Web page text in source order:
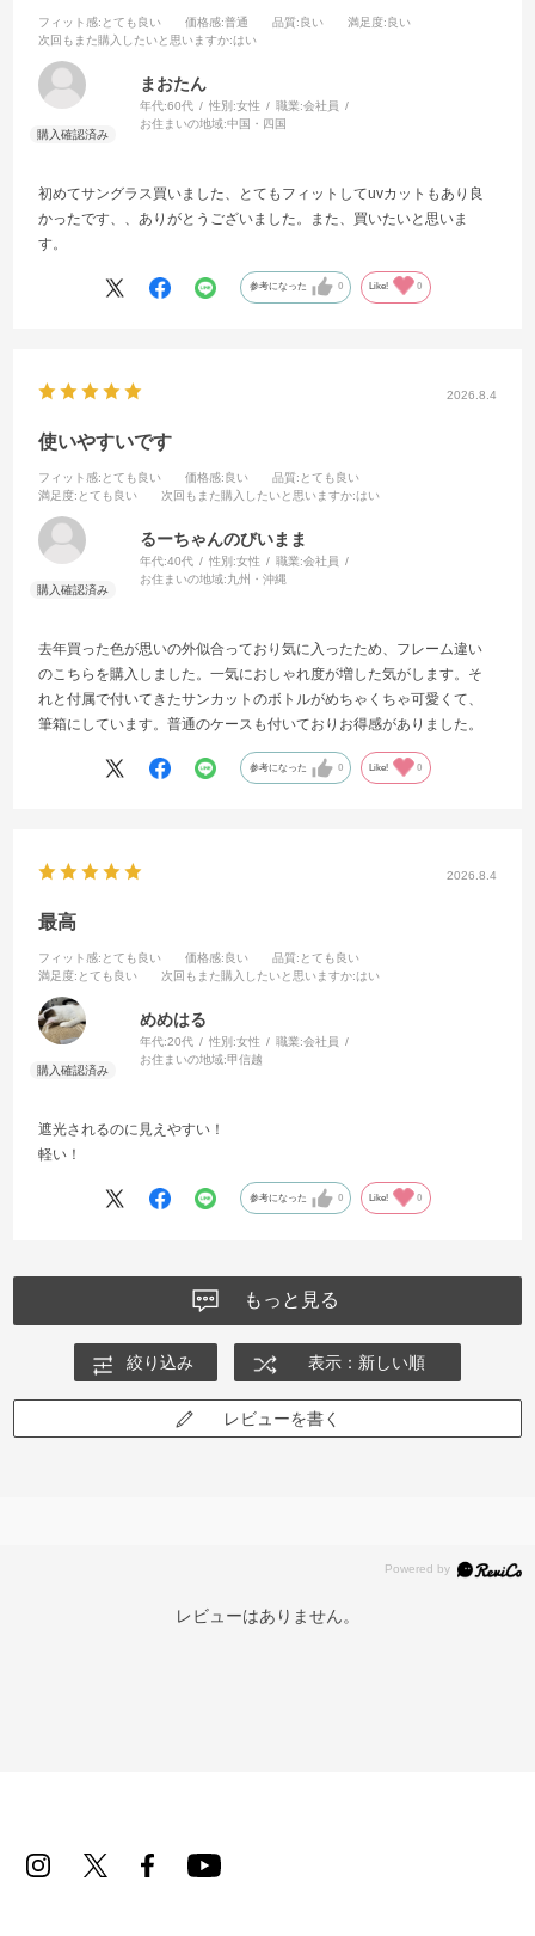
フィット感:とても良い 価格感:普通 品質:良い 満足度:良い
次回もまた購入したいと思いますか:はい
まおたん
年代:60代 性別:女性 職業:会社員
お住まいの地域:中国・四国
初めてサングラス買いました、とてもフィットしてuvカットもあり良
かったです、、ありがとうございました。また、買いたいと思いま
す。
参考になった 0 Like! 0
2026.8.4
使いやすいです
フィット感:とても良い 価格感:良い 品質:とても良い
満足度:とても良い 次回もまた購入したいと思いますか:はい
るーちゃんのびいまま
年代:40代 性別:女性 職業:会社員
お住まいの地域:九州・沖縄
去年買った色が思いの外似合っており気に入ったため、フレーム違い
のこちらを購入しました。一気におしゃれ度が増した気がします。そ
れと付属で付いてきたサンカットのボトルがめちゃくちゃ可愛くて、
筆箱にしています。普通のケースも付いておりお得感がありました。
参考になった 0 Like! 0
2026.8.4
最高
フィット感:とても良い 価格感:良い 品質:とても良い
満足度:とても良い 次回もまた購入したいと思いますか:はい
めめはる
年代:20代 性別:女性 職業:会社員
お住まいの地域:甲信越
遮光されるのに見えやすい！
軽い！
参考になった 0 Like! 0
もっと見る
絞り込み 表示：新しい順
レビューを書く
レビューはありません。